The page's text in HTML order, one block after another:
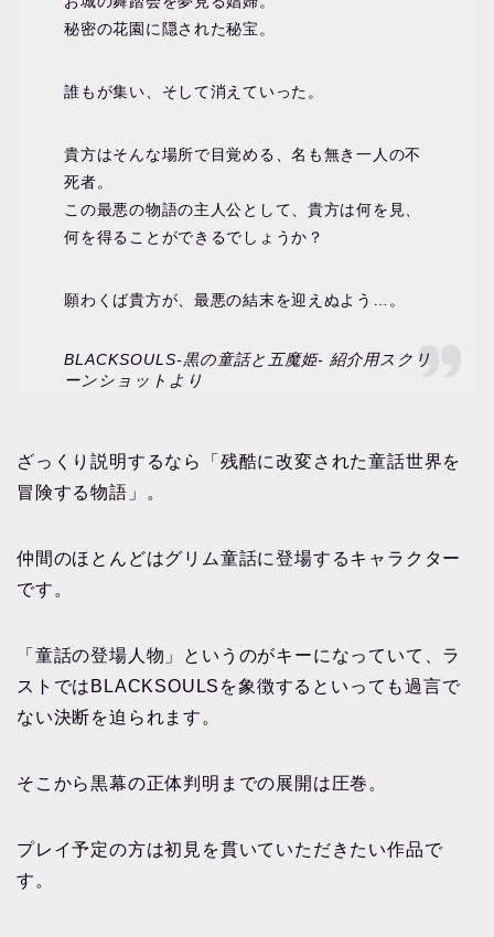
秘密の花園に隠された秘宝。
誰もが集い、そして消えていった。
貴方はそんな場所で目覚める、名も無き一人の不
死者。
この最悪の物語の主人公として、貴方は何を見、
何を得ることができるでしょうか？
願わくば貴方が、最悪の結末を迎えぬよう…。
BLACKSOULS-黒の童話と五魔姫- 紹介用スクリ
ーンショットより
ざっくり説明するなら「残酷に改変された童話世界を
冒険する物語」。
仲間のほとんどはグリム童話に登場するキャラクター
です。
「童話の登場人物」というのがキーになっていて、ラ
ストではBLACKSOULSを象徴するといっても過言で
ない決断を迫られます。
そこから黒幕の正体判明までの展開は圧巻。
プレイ予定の方は初見を貫いていただきたい作品で
す。